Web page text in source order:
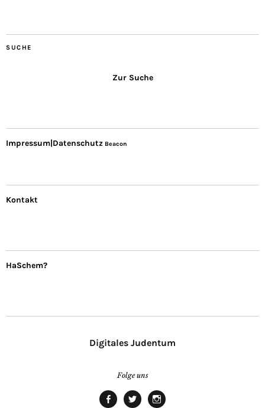
SUCHE
Zur Suche
Impressum|Datenschutz Beacon
Kontakt
HaSchem?
Digitales Judentum
Folge uns